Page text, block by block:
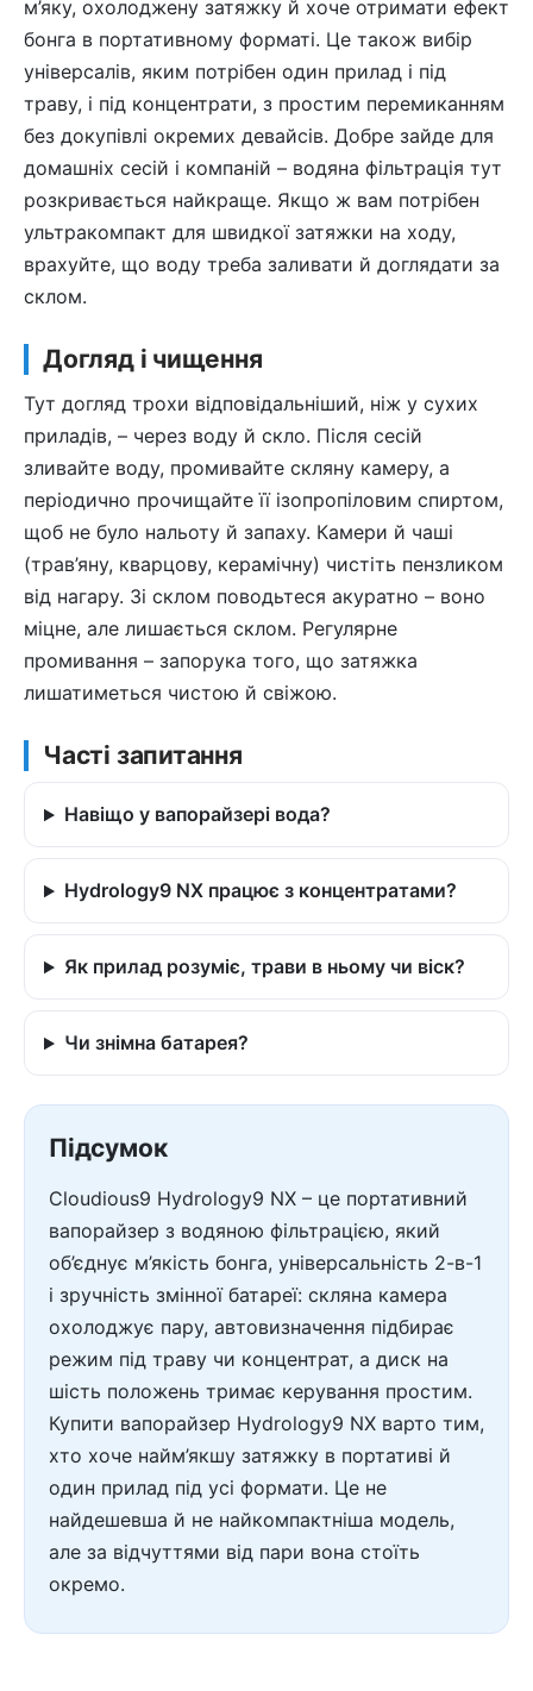
м’яку, охолоджену затяжку й хоче отримати ефект
бонга в портативному форматі. Це також вибір
універсалів, яким потрібен один прилад і під
траву, і під концентрати, з простим перемиканням
без докупівлі окремих девайсів. Добре зайде для
домашніх сесій і компаній – водяна фільтрація тут
розкривається найкраще. Якщо ж вам потрібен
ультракомпакт для швидкої затяжки на ходу,
врахуйте, що воду треба заливати й доглядати за
склом.
Догляд і чищення
Тут догляд трохи відповідальніший, ніж у сухих
приладів, – через воду й скло. Після сесій
зливайте воду, промивайте скляну камеру, а
періодично прочищайте її ізопропіловим спиртом,
щоб не було нальоту й запаху. Камери й чаші
(трав’яну, кварцову, керамічну) чистіть пензликом
від нагару. Зі склом поводьтеся акуратно – воно
міцне, але лишається склом. Регулярне
промивання – запорука того, що затяжка
лишатиметься чистою й свіжою.
Часті запитання
Навіщо у вапорайзері вода?
Hydrology9 NX працює з концентратами?
Як прилад розуміє, трави в ньому чи віск?
Чи знімна батарея?
Підсумок
Cloudious9 Hydrology9 NX – це портативний
вапорайзер з водяною фільтрацією, який
об’єднує м’якість бонга, універсальність 2-в-1
і зручність змінної батареї: скляна камера
охолоджує пару, автовизначення підбирає
режим під траву чи концентрат, а диск на
шість положень тримає керування простим.
Купити вапорайзер Hydrology9 NX варто тим,
хто хоче найм’якшу затяжку в портативі й
один прилад під усі формати. Це не
найдешевша й не найкомпактніша модель,
але за відчуттями від пари вона стоїть
окремо.